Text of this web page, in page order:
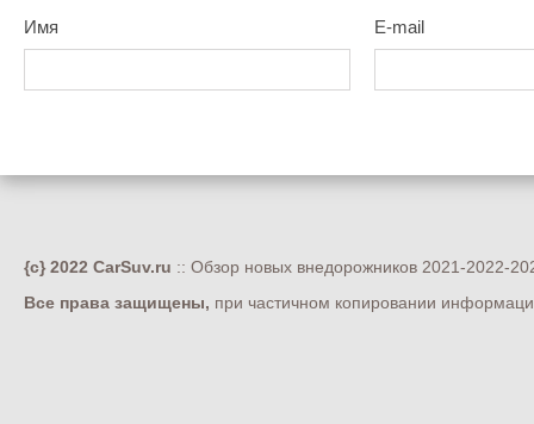
Имя E-mail
{c} 2022 CarSuv.ru :: Обзор новых внедорожников 2021-2022-
Все права защищены, при частичном копировании